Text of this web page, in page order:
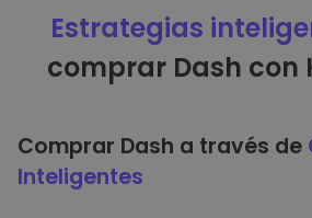
Estrategias
comprar Dash con
Comprar Dash a través de
Inteligentes